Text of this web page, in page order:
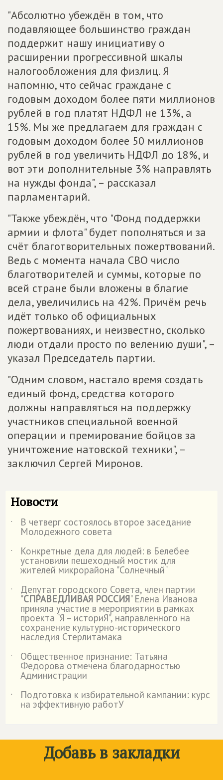
"Абсолютно убеждён в том, что
подавляющее большинство граждан
поддержит нашу инициативу о
расширении прогрессивной шкалы
налогообложения для физлиц. Я
напомню, что сейчас граждане с
годовым доходом более пяти миллионов
рублей в год платят НДФЛ не 13%, а
15%. Мы же предлагаем для граждан с
годовым доходом более 50 миллионов
рублей в год увеличить НДФЛ до 18%, и
вот эти дополнительные 3% направлять
на нужды фонда", – рассказал
парламентарий.
"Также убеждён, что "Фонд поддержки
армии и флота" будет пополняться и за
счёт благотворительных пожертвований.
Ведь с момента начала СВО число
благотворителей и суммы, которые по
всей стране были вложены в благие
дела, увеличились на 42%. Причём речь
идёт только об официальных
пожертвованиях, и неизвестно, сколько
люди отдали просто по велению души", –
указал Председатель партии.
"Одним словом, настало время создать
единый фонд, средства которого
должны направляться на поддержку
участников специальной военной
операции и премирование бойцов за
уничтожение натовской техники", –
заключил Сергей Миронов.
Новости
˙ В четверг состоялось второе заседание
Молодежного совета
˙
Конкретные дела для людей: в Белебее
установили пешеходный мостик для
жителей микрорайона "Солнечный"
˙
Депутат городского Совета, член партии
"СПРАВЕДЛИВАЯ РОССИЯ" Елена Иванова
приняла участие в мероприятии в рамках
проекта "Я – историЯ", направленного на
сохранение культурно-исторического
наследия Стерлитамака
˙
Общественное признание: Татьяна
Федорова отмечена благодарностью
Администрации
˙
Подготовка к избирательной кампании: курс
на эффективную работУ
Добавь в закладки